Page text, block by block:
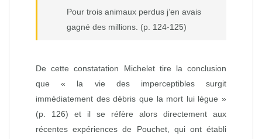
Pour trois animaux perdus j’en avais
gagné des millions. (p. 124‑125)
De cette constatation Michelet tire la conclusion
que « la vie des imperceptibles surgit
immédiatement des débris que la mort lui lègue »
(p. 126) et il se réfère alors directement aux
récentes expériences de Pouchet, qui ont établi